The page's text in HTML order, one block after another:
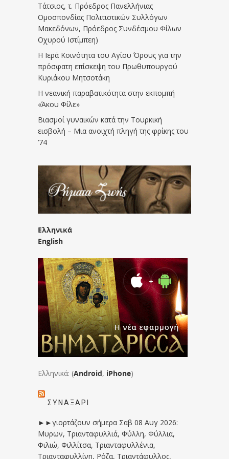
Τάτσιος, τ. Πρόεδρος Πανελλήνιας
Ομοσπονδίας Πολιτιστικών Συλλόγων
Μακεδόνων, Πρόεδρος Συνδέσμου Φίλων
Οχυρού Ιστίμπεη)
Η Ιερά Κοινότητα του Αγίου Όρους για την
πρόσφατη επίσκεψη του Πρωθυπουργού
Κυριάκου Μητσοτάκη
Η νεανική παραβατικότητα στην εκπομπή
«Άκου Φίλε»
Βιασμοί γυναικών κατά την Τουρκική
εισβολή – Μια ανοιχτή πληγή της φρίκης του
’74
Ελληνικά
English
Ελληνικά: (Android, iPhone)
ΣΥΝΑΞΆΡΙ
►►γιορτάζουν σήμερα Σαβ 08 Αυγ 2026:
Μυρων, Τριανταφυλλιά, Φύλλη, Φύλλια,
Φιλιώ, Φιλλίτσα, Τριανταφυλλένια,
Τριανταφυλλίνη, Ρόζα, Τριαντάφυλλος,